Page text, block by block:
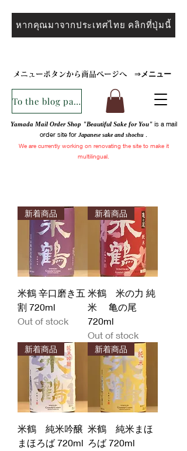
หากคุณมาจากประเทศไทย คลิกที่ปุ่มนี้
メニューボタンから商品ページへ ⇒ メニュー
To the blog page
Yamada Mail Order Shop "Beautiful Sake for You"is a mail
order site for Japanese sake and shochu
We are currentlyworking on renovating the site to make it
multilingual.
新着商品
米鶴 辛口磨き五
割 720ml
Out of stock
新着商品
米鶴 米の力 純
米 亀の尾
720ml
Out of stock
新着商品
米鶴 純米吟醸
まほろば 720ml
新着商品
米鶴 純米まほ
ろば 720ml